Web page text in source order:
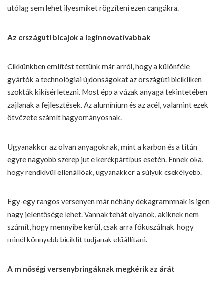
utólag sem lehet ilyesmiket rögzíteni ezen cangákra.
Az országúti bicajok a leginnovatívabbak
Cikkünkben említést tettünk már arról, hogy a különféle
gyártók a technológiai újdonságokat az országúti bicikliken
szokták kikísérletezni. Most épp a vázak anyaga tekintetében
zajlanak a fejlesztések. Az alumínium és az acél, valamint ezek
ötvözete számít hagyományosnak.
Ugyanakkor az olyan anyagoknak, mint a karbon és a titán
egyre nagyobb szerep jut e kerékpártípus esetén. Ennek oka,
hogy rendkívül ellenállóak, ugyanakkor a súlyuk csekélyebb.
Egy-egy rangos versenyen már néhány dekagrammnak is igen
nagy jelentősége lehet. Vannak tehát olyanok, akiknek nem
számít, hogy mennyibe kerül, csak arra fókuszálnak, hogy
minél könnyebb biciklit tudjanak előállítani.
A minőségi versenybringáknak megkérik az árát